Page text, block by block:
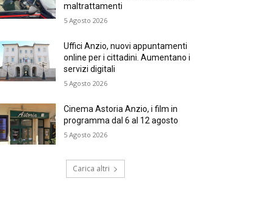
maltrattamenti
5 Agosto 2026
Uffici Anzio, nuovi appuntamenti
online per i cittadini. Aumentano i
servizi digitali
5 Agosto 2026
Cinema Astoria Anzio, i film in
programma dal 6 al 12 agosto
5 Agosto 2026
Carica altri